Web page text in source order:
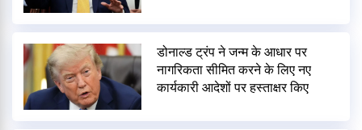
डोनाल्ड ट्रंप ने जन्म के आधार पर
नागरिकता सीमित करने के लिए नए
कार्यकारी आदेशों पर हस्ताक्षर किए